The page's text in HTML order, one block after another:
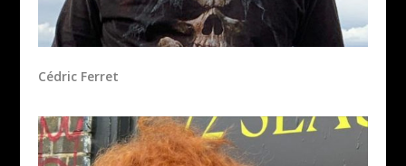
Cédric Ferret